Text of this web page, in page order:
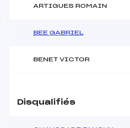
ARTIGUES ROMAIN
BEE GABRIEL
BENET VICTOR
Disqualifiés